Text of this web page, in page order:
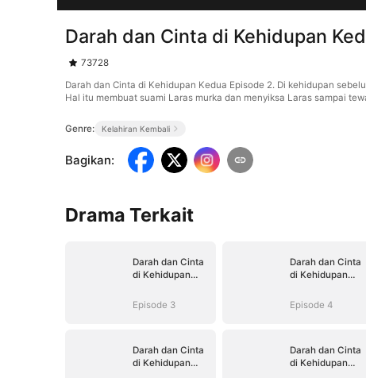
Darah dan Cinta di Kehidupan
73728
Darah dan Cinta di Kehidupan Kedua Episode 2. Di kehidupan
Hal itu membuat suami Laras murka dan menyiksa Laras sampai
Genre: Kelahiran Kembali
Bagikan:
Drama Terkait
Darah dan Cinta
di Kehidupan
Episode 3
Darah dan Cinta
di Kehidupan
Episode 4
Darah dan Cinta
di Kehidupan
Darah dan Cinta
di Kehidupan